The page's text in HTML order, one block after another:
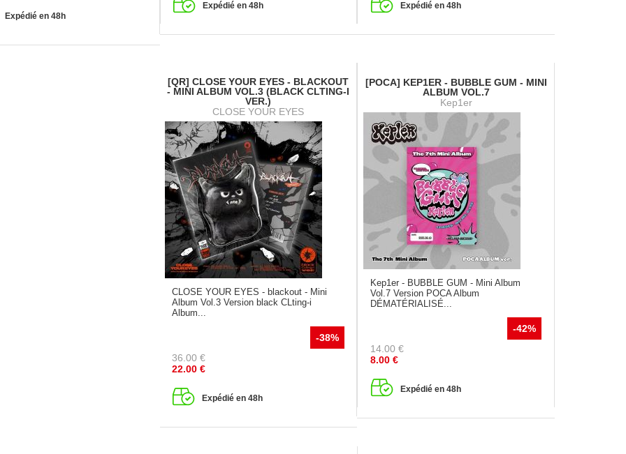
Expédié en 48h
Expédié en 48h Expédié en 48h
[QR] CLOSE YOUR EYES - BLACKOUT
- MINI ALBUM VOL.3 (BLACK CLTING-I
VER.)
CLOSE YOUR EYES
CLOSE YOUR EYES - blackout - Mini
Album Vol.3 Version black CLting-i
Album...
-38%
36.00 €
22.00 €
Expédié en 48h
[POCA] KEP1ER - BUBBLE GUM - MINI
ALBUM VOL.7
Kep1er
Kep1er - BUBBLE GUM - Mini Album
Vol.7 Version POCA Album
DÉMATÉRIALISÉ...
-42%
14.00 €
8.00 €
Expédié en 48h